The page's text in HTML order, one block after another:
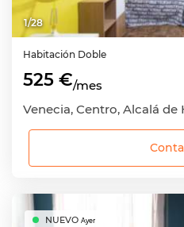
1/28
Habitación Doble
525 €/mes
Venecia, Centro, Alcalá de
NUEVO Ayer